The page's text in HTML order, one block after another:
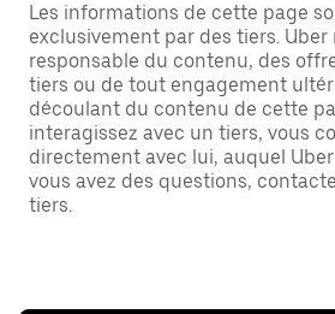
Les informations de cette page
exclusivement par des tiers. Uber
responsable du contenu, des
tiers ou de tout engagement
découlant du contenu de cette
interagissez avec un tiers, vous
directement avec lui, auquel
vous avez des questions,
tiers.